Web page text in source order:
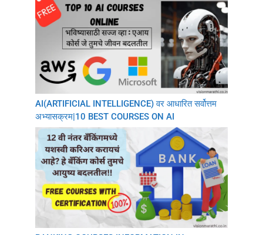
AI(ARTIFICIAL INTELLIGENCE) वर आधारित सर्वोत्तम
अभ्यासक्रम|10 BEST COURSES ON AI